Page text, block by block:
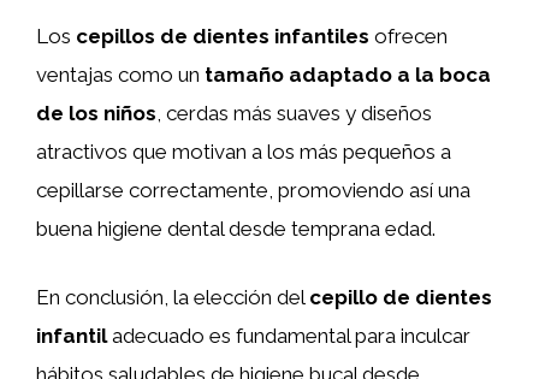
Los cepillos de dientes infantiles ofrecen
ventajas como un tamaño adaptado a la boca
de los niños , cerdas más suaves y diseños
atractivos que motivan a los más pequeños a
cepillarse correctamente, promoviendo así una
buena higiene dental desde temprana edad.
En conclusión, la elección del cepillo de dientes
infantiladecuado es fundamental para inculcar
hábitos saludables de higiene bucal desde